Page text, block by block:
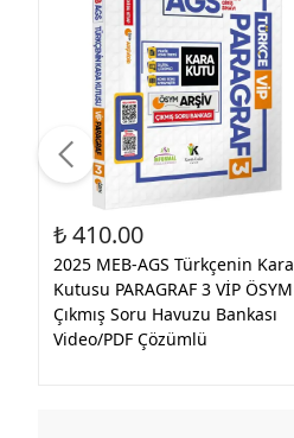
₺ 410.00
2025 MEB-AGS Türkçenin Kara
Kutusu PARAGRAF 3 VİP ÖSYM
Çıkmış Soru Havuzu Bankası
Video/PDF Çözümlü